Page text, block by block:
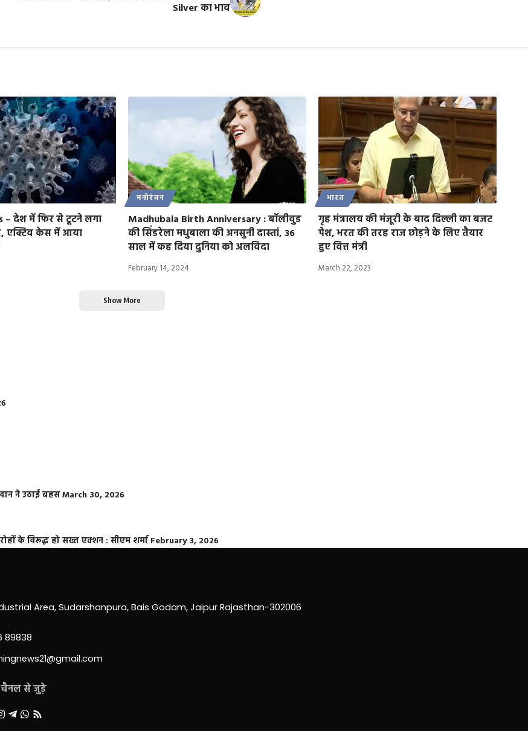
Silver का भाव
– देश में फिर से टूटने लगा
एक्टिव केस में आया
मनोरंजन
Madhubala Birth Anniversary : बॉलीवुड
की सिंडरेला मधुबाला की अनसुनी दास्तां, 36
साल में कह दिया दुनिया को अलविदा
February 14, 2024
भारत
गृह मंत्रालय की मंजूरी के बाद दिल्ली का बजट
पेश, भरत की तरह राज छोड़ने के लिए तैयार
हुए वित्त मंत्री
March 22, 2023
Show More
ने उठाई बहसMarch 30, 2026
के विरूद्ध हो सख्त एक्शन : सीएम शर्मा February 3, 2026
Area, Sudarshanpura, Bais Godam, Jaipur Rajasthan-302006
89838
चैनल से जुड़े